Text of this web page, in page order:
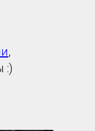
,
:)